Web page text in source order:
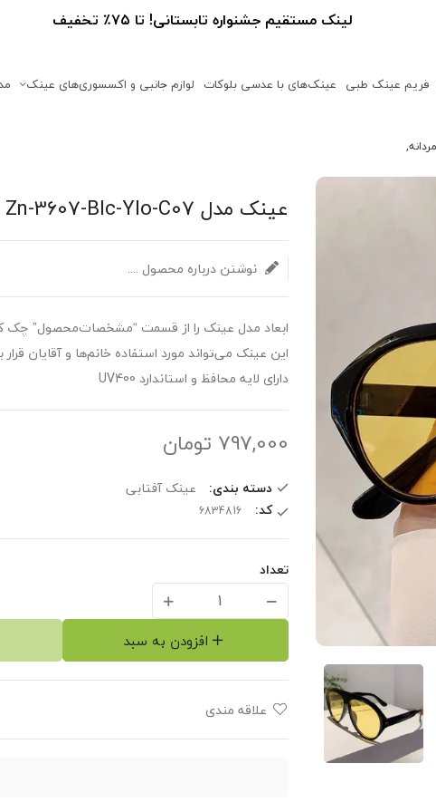
لینک مستقیم جشنواره تابستانی! تا ۷۵٪ تخفیف
فریم عینک طبی عینک‌های با عدسی بلوکات لوازم جانبی و اکسسوری‌های عینک
عینک مدل Zn-3607-Blc-Ylo-C07 عینک زنانه, عینک مردانه,
نوشتن درباره محصول ....
ابعاد مدل عینک را از قسمت “مشخصات‌محصول” چک
این عینک می‌تواند مورد استفاده خانم‌ها ‌و آقایان قرار
دارای لایه محافظ و استاندارد UV400
797,000 تومان
دسته بندی:
عینک‌ آفتابی
کد:
تعداد
افزودن به سبد
علاقه مندی